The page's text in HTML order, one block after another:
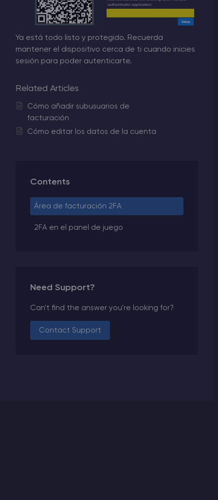
Ya está todo listo y protegido. Recuerda
mantener el dispositivo cerca de ti cuando inicies
sesión para poder autenticarte.
Related Articles
Cómo añadir subusuarios de
facturación
Cómo editar los datos de la cuenta
Contents
Área de facturación 2FA
2FA en el panel de juego
Need Support?
Can't find the answer you're looking for?
Contact Support